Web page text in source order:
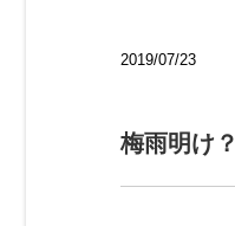
2019/07/23
梅雨明け？